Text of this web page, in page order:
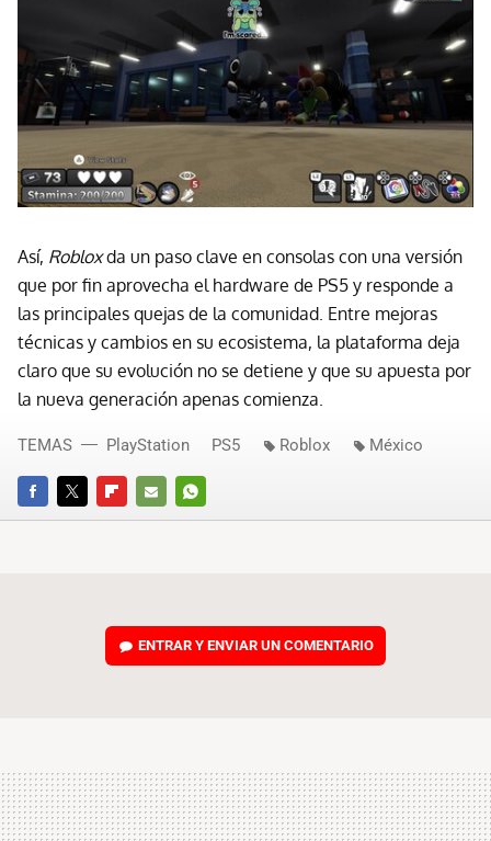
Así, Robloxda un paso clave en consolas con una versión
que por fin aprovecha el hardware de PS5 y responde a
las principales quejas de la comunidad. Entre mejoras
técnicas y cambios en su ecosistema, la plataforma deja
claro que su evolución no se detiene y que su apuesta por
la nueva generación apenas comienza.
FACEBOOKTWITTERFLIPBOARD
E-
WHATSAPP
TEMAS PlayStation PS5 Roblox México
ENTRAR Y ENVIAR UN COMENTARIO